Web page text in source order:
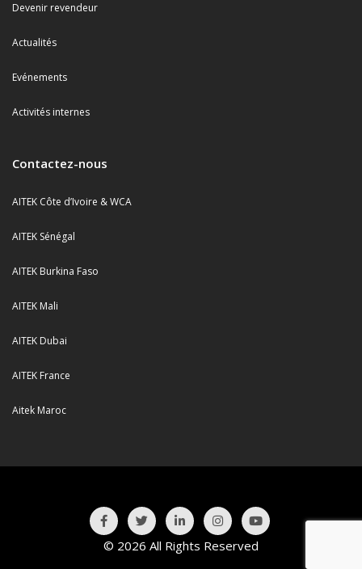
Devenir revendeur
Actualités
Evénements
Activités internes
Contactez-nous
AITEK Côte d’Ivoire & WCA
AITEK Sénégal
AITEK Burkina Faso
AITEK Mali
AITEK Dubai
AITEK France
Aitek Maroc
© 2026 All Rights Reserved